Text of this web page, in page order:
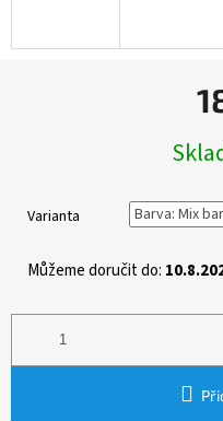
Varianta
Můžeme doručit do: